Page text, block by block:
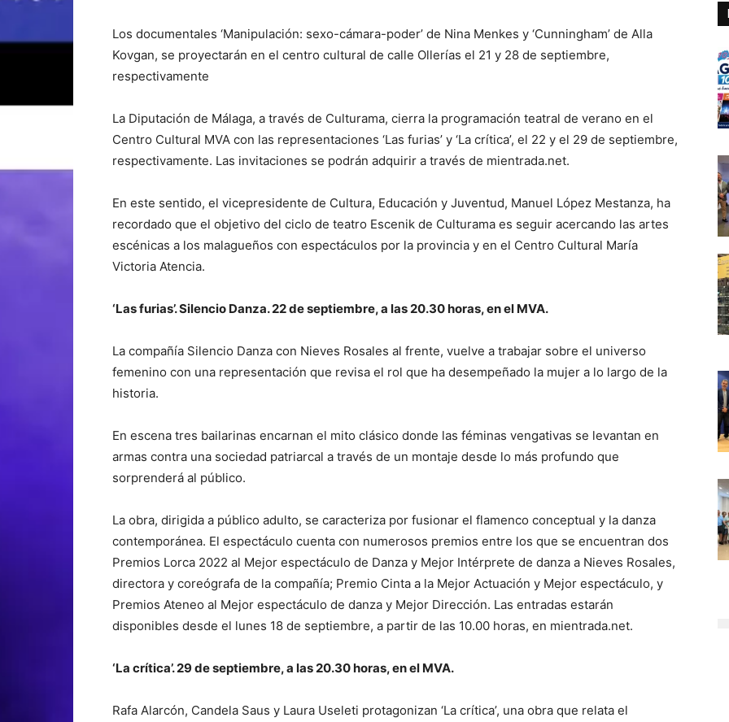
Los documentales ‘Manipulación: sexo-cámara-poder’ de Nina Menkes y ‘Cunningham’ de Alla
Kovgan, se proyectarán en el centro cultural de calle Ollerías el 21 y 28 de septiembre,
respectivamente
La Diputación de Málaga, a través de Culturama, cierra la programación teatral de verano en el
Centro Cultural MVA con las representaciones ‘Las furias’ y ‘La crítica’, el 22 y el 29 de septiembre,
respectivamente. Las invitaciones se podrán adquirir a través de mientrada.net.
En este sentido, el vicepresidente de Cultura, Educación y Juventud, Manuel López Mestanza, ha
recordado que el objetivo del ciclo de teatro Escenik de Culturama es seguir acercando las artes
escénicas a los malagueños con espectáculos por la provincia y en el Centro Cultural María
Victoria Atencia.
‘Las furias’. Silencio Danza. 22 de septiembre, a las 20.30 horas, en el MVA.
La compañía Silencio Danza con Nieves Rosales al frente, vuelve a trabajar sobre el universo
femenino con una representación que revisa el rol que ha desempeñado la mujer a lo largo de la
historia.
En escena tres bailarinas encarnan el mito clásico donde las féminas vengativas se levantan en
armas contra una sociedad patriarcal a través de un montaje desde lo más profundo que
sorprenderá al público.
La obra, dirigida a público adulto, se caracteriza por fusionar el flamenco conceptual y la danza
contemporánea. El espectáculo cuenta con numerosos premios entre los que se encuentran dos
Premios Lorca 2022 al Mejor espectáculo de Danza y Mejor Intérprete de danza a Nieves Rosales,
directora y coreógrafa de la compañía; Premio Cinta a la Mejor Actuación y Mejor espectáculo, y
Premios Ateneo al Mejor espectáculo de danza y Mejor Dirección. Las entradas estarán
disponibles desde el lunes 18 de septiembre, a partir de las 10.00 horas, en mientrada.net.
‘La crítica’. 29 de septiembre, a las 20.30 horas, en el MVA.
Rafa Alarcón, Candela Saus y Laura Useleti protagonizan ‘La crítica’, una obra que relata el